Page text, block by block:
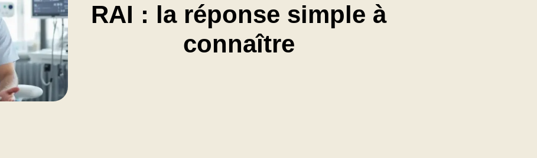
RAI : la réponse simple à
connaître